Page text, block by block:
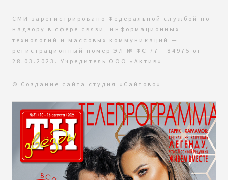
СМИ зарегистрировано Федеральной службой по
надзору в сфере связи, информационных
технологий и массовых коммуникаций —
регистрационный номер ЭЛ № ФС 77 - 84975 от
28.03.2023. Учредитель ООО «Актив»
© Создание сайта студия «Сайтово»